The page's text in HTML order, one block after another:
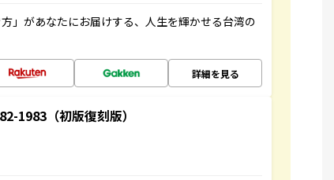
」があなたにお届けする、人生を輝かせる台湾の
詳細を見る
1983（初版復刻版）